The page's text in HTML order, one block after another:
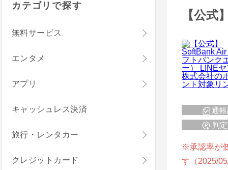
【公
通
判
※承認率が
す（2025/
カテゴリで探す
無料サービス
エンタメ
アプリ
キャッシュレス決済
旅行・レンタカー
クレジットカード